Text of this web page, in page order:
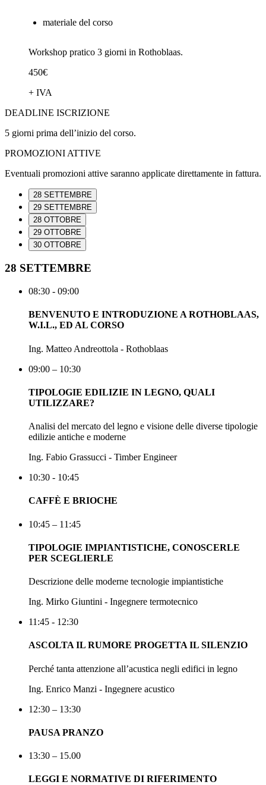
materiale del corso
Workshop pratico 3 giorni in Rothoblaas.
450€
+ IVA
DEADLINE ISCRIZIONE
5 giorni prima dell’inizio del corso.
PROMOZIONI ATTIVE
Eventuali promozioni attive saranno applicate direttamente in fattura.
28 SETTEMBRE
29 SETTEMBRE
28 OTTOBRE
29 OTTOBRE
30 OTTOBRE
28 SETTEMBRE
08:30 - 09:00
BENVENUTO E INTRODUZIONE A ROTHOBLAAS,
W.I.L., ED AL CORSO
Ing. Matteo Andreottola - Rothoblaas
09:00 – 10:30
TIPOLOGIE EDILIZIE IN LEGNO, QUALI
UTILIZZARE?
Analisi del mercato del legno e visione delle diverse tipologie
edilizie antiche e moderne
Ing. Fabio Grassucci - Timber Engineer
10:30 - 10:45
CAFFÈ E BRIOCHE
10:45 – 11:45
TIPOLOGIE IMPIANTISTICHE, CONOSCERLE
PER SCEGLIERLE
Descrizione delle moderne tecnologie impiantistiche
Ing. Mirko Giuntini - Ingegnere termotecnico
11:45 - 12:30
ASCOLTA IL RUMORE PROGETTA IL SILENZIO
Perché tanta attenzione all’acustica negli edifici in legno
Ing. Enrico Manzi - Ingegnere acustico
12:30 – 13:30
PAUSA PRANZO
13:30 – 15.00
LEGGI E NORMATIVE DI RIFERIMENTO